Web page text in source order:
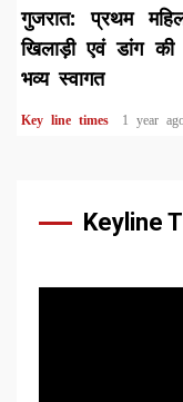
गुजरात: प्रथम
खिलाड़ी एवं डांग
भव्य स्वागत
Key line times 1 year
Keyline